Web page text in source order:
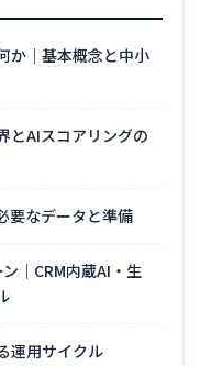
か｜基本概念と中小
とAIスコアリングの
要なデータと準備
｜CRM内蔵AI・生
運用サイクル